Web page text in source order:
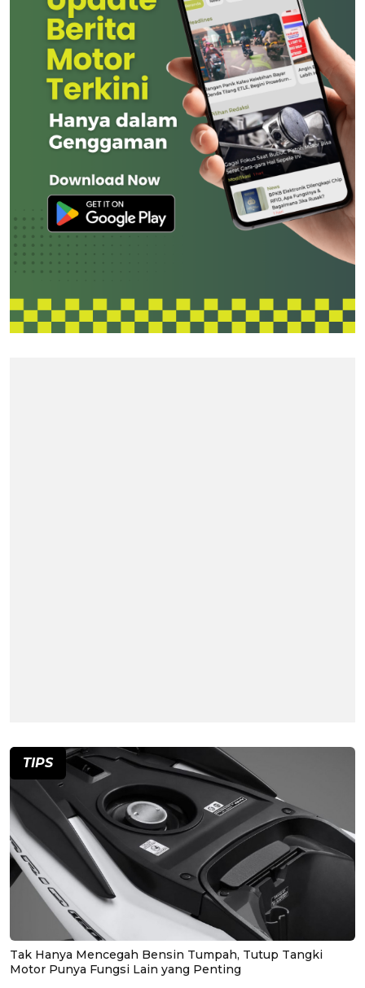
TIPS
Tak Hanya Mencegah Bensin Tumpah, Tutup Tangki
Motor Punya Fungsi Lain yang Penting